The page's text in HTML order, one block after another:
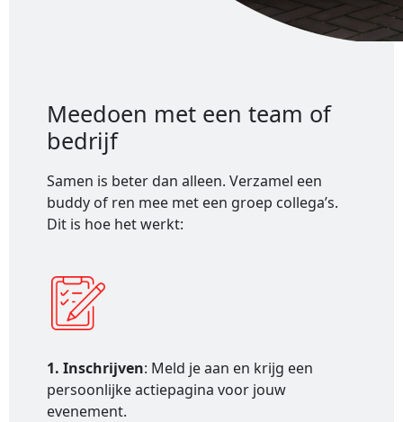
Meedoen met een team of
bedrijf
Samen is beter dan alleen. Verzamel een
buddy of ren mee met een groep collega’s.
Dit is hoe het werkt:
1. Inschrijven: Meld je aan en krijg een
persoonlijke actiepagina voor jouw
evenement.